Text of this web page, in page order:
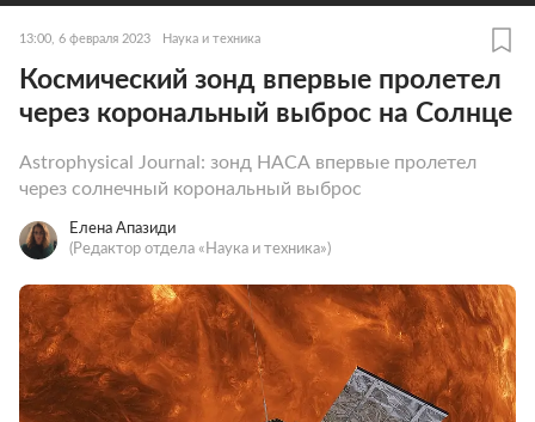
13:00, 6 февраля 2023 Наука и техника
Космический зонд впервые пролетел
через корональный выброс на Солнце
Astrophysical Journal: зонд НАСА впервые пролетел
через солнечный корональный выброс
Елена Апазиди
(Редактор отдела «Наука и техника»)